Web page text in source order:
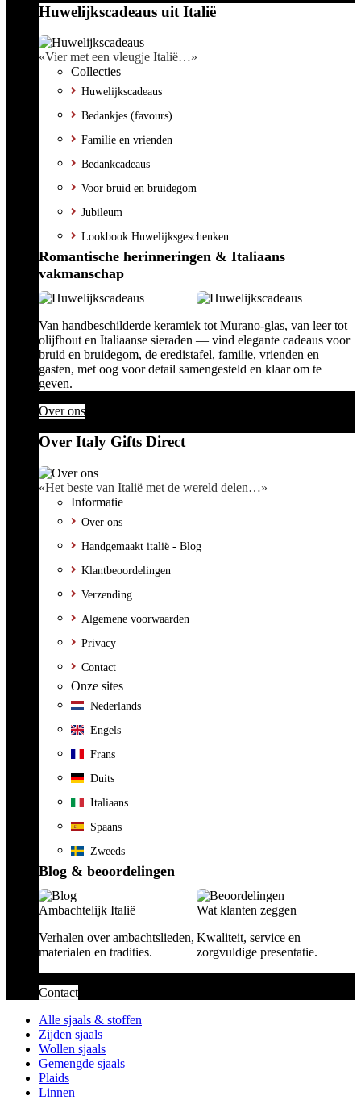
Huwelijkscadeaus uit Italië
«Vier met een vleugje Italië…»
Collecties
Huwelijkscadeaus
Bedankjes (favours)
Familie en vrienden
Bedankcadeaus
Voor bruid en bruidegom
Jubileum
Lookbook Huwelijksgeschenken
Romantische herinneringen & Italiaans
vakmanschap
Van handbeschilderde keramiek tot Murano-glas, van leer tot
olijfhout en Italiaanse sieraden — vind elegante cadeaus voor
bruid en bruidegom, de eredistafel, familie, vrienden en
gasten, met oog voor detail samengesteld en klaar om te
geven.
Over ons
Over Italy Gifts Direct
«Het beste van Italië met de wereld delen…»
Informatie
Over ons
Handgemaakt italië - Blog
Klantbeoordelingen
Verzending
Algemene voorwaarden
Privacy
Contact
Onze sites
Nederlands
Engels
Frans
Duits
Italiaans
Spaans
Zweeds
Blog & beoordelingen
Ambachtelijk Italië
Verhalen over ambachtslieden,
materialen en tradities.
Wat klanten zeggen
Kwaliteit, service en
zorgvuldige presentatie.
Contact
Alle sjaals & stoffen
Zijden sjaals
Wollen sjaals
Gemengde sjaals
Plaids
Linnen